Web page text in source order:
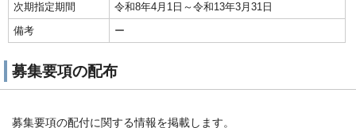
次期指定期間
令和8年4月1日～令和13年3月31日
備考
ー
募集要項の配布
募集要項の配付に関する情報を掲載します。